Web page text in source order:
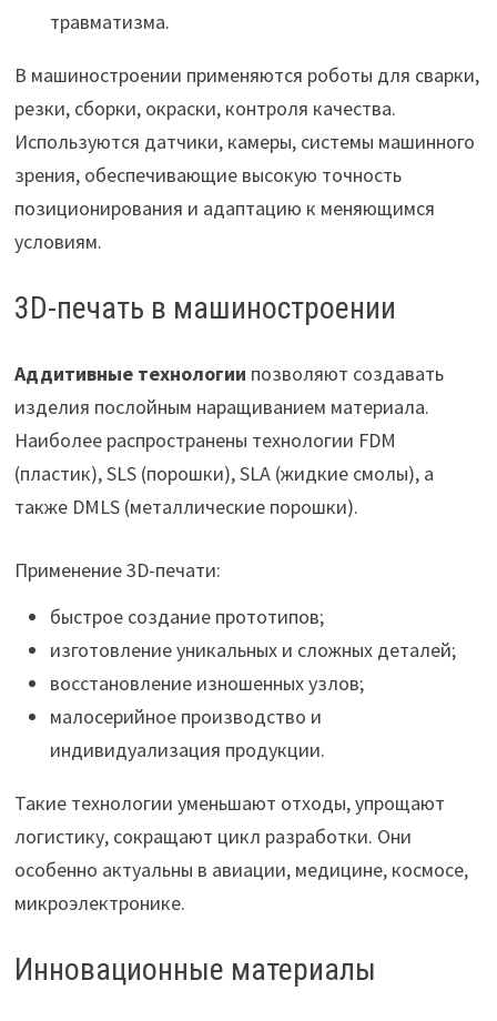
травматизма.
В машиностроении применяются роботы для сварки,
резки, сборки, окраски, контроля качества.
Используются датчики, камеры, системы машинного
зрения, обеспечивающие высокую точность
позиционирования и адаптацию к меняющимся
условиям.
3D-печать в машиностроении
Аддитивные технологии позволяют создавать
изделия послойным наращиванием материала.
Наиболее распространены технологии FDM
(пластик), SLS (порошки), SLA (жидкие смолы), а
также DMLS (металлические порошки).
Применение 3D-печати:
быстрое создание прототипов;
изготовление уникальных и сложных деталей;
восстановление изношенных узлов;
малосерийное производство и
индивидуализация продукции.
Такие технологии уменьшают отходы, упрощают
логистику, сокращают цикл разработки. Они
особенно актуальны в авиации, медицине, космосе,
микроэлектронике.
Инновационные материалы